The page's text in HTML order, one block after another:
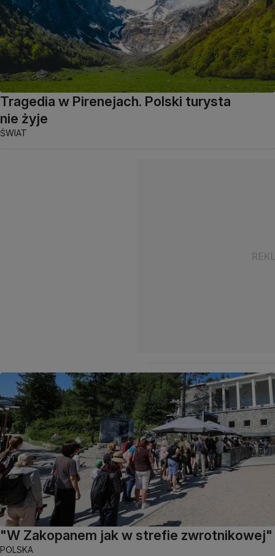
Tragedia w Pirenejach. Polski turysta
nie żyje
ŚWIAT
"W Zakopanem jak w strefie zwrotnikowej"
POLSKA